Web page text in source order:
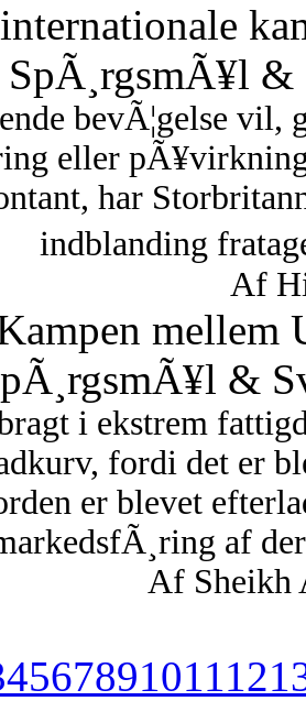
SpÃ¸rgsmÃ¥l
bevÃ¦gelse vil,
eller
har
indblanding
Af
mellem
&
i ekstrem
fordi det er
er blevet
af
Af Sheikh
456789101112